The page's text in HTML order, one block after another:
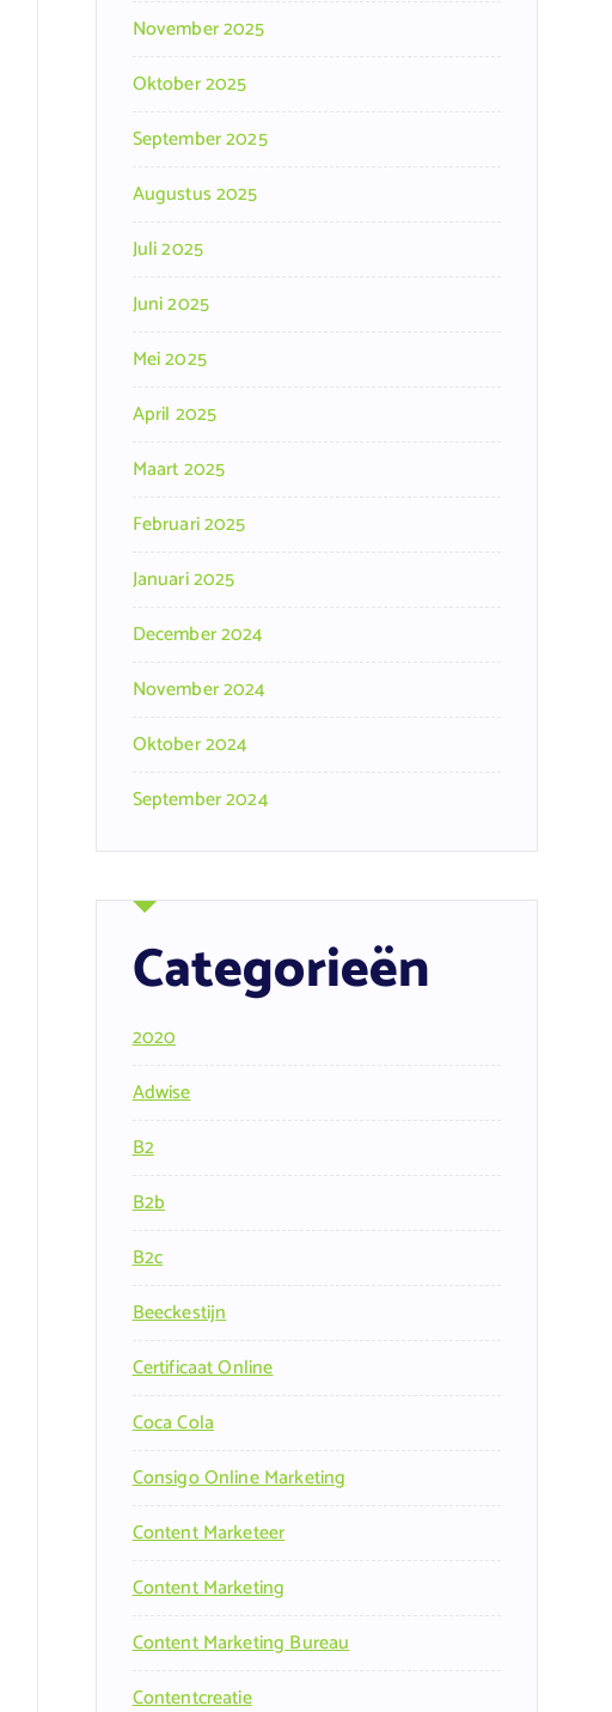
November 2025
Oktober 2025
September 2025
Augustus 2025
Juli 2025
Juni 2025
Mei 2025
April 2025
Maart 2025
Februari 2025
Januari 2025
December 2024
November 2024
Oktober 2024
September 2024
Categorieën
2020
Adwise
B2
B2b
B2c
Beeckestijn
Certificaat Online
Coca Cola
Consigo Online Marketing
Content Marketeer
Content Marketing
Content Marketing Bureau
Contentcreatie